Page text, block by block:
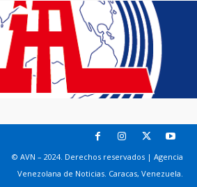
© AVN – 2024. Derechos reservados | Agencia
Venezolana de Noticias. Caracas, Venezuela.